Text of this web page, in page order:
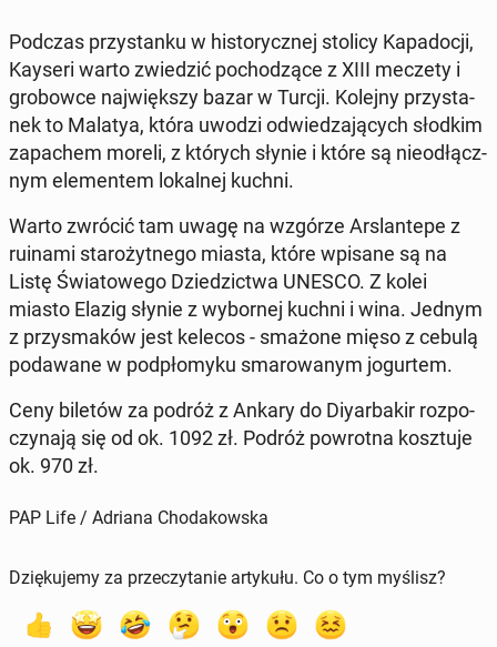
Podczas przy­stan­ku w hi­sto­rycz­nej stolicy Ka­pa­do­cji,
Kayseri warto zwie­dzić po­cho­dzą­ce z XIII meczety i
gro­bow­ce naj­więk­szy bazar w Turcji. Kolejny przy­sta­
nek to Malatya, która uwodzi od­wie­dza­ją­cych słodkim
za­pa­chem moreli, z których słynie i które są nie­od­łącz­
nym ele­men­tem lo­kal­nej kuchni.
Warto zwrócić tam uwagę na wzgórze Ar­slan­te­pe z
ruinami sta­ro­żyt­ne­go miasta, które wpisane są na
Listę Świa­to­we­go Dzie­dzic­twa UNESCO. Z kolei
miasto Elazig słynie z wy­bor­nej kuchni i wina. Jednym
z przy­sma­ków jest kelecos - smażone mięso z cebulą
po­da­wa­ne w pod­pło­my­ku sma­ro­wa­nym jo­gur­tem.
Ceny biletów za podróż z Ankary do Diy­ar­ba­kir roz­po­
czy­na­ją się od ok. 1092 zł. Podróż po­wrot­na kosz­tu­je
ok. 970 zł.
PAP Life / Adriana Chodakowska
Dziękujemy za przeczytanie artykułu. Co o tym myślisz?